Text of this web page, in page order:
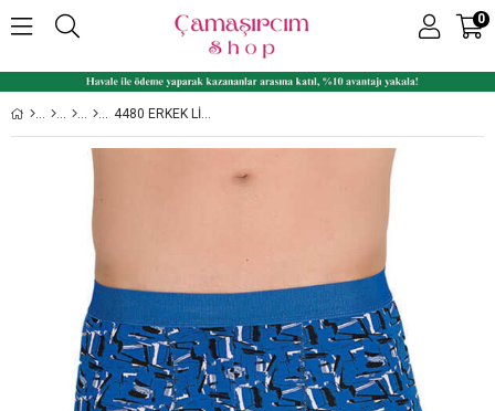
0
4480 ERKEK LIKRALI DESENLI BOXER